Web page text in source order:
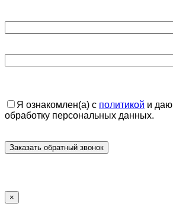
Я ознакомлен(а) с политикой и даю
обработку персональных данных.
×